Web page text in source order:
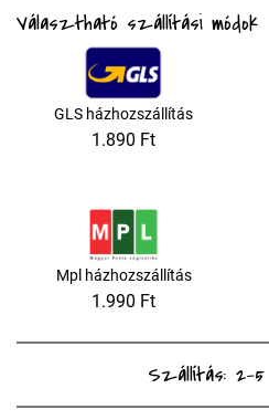
Választható szállítási módok
GLS házhozszállítás
1.890 Ft
Mpl házhozszállítás
1.990 Ft
Szállítás: 2-5